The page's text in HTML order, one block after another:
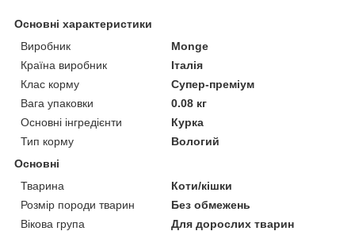
Основні характеристики
Виробник
Monge
Країна виробник
Італія
Клас корму
Супер-преміум
Вага упаковки
0.08 кг
Основні інгредієнти
Курка
Тип корму
Вологий
Основні
Тварина
Коти/кішки
Розмір породи тварин
Без обмежень
Вікова група
Для дорослих тварин